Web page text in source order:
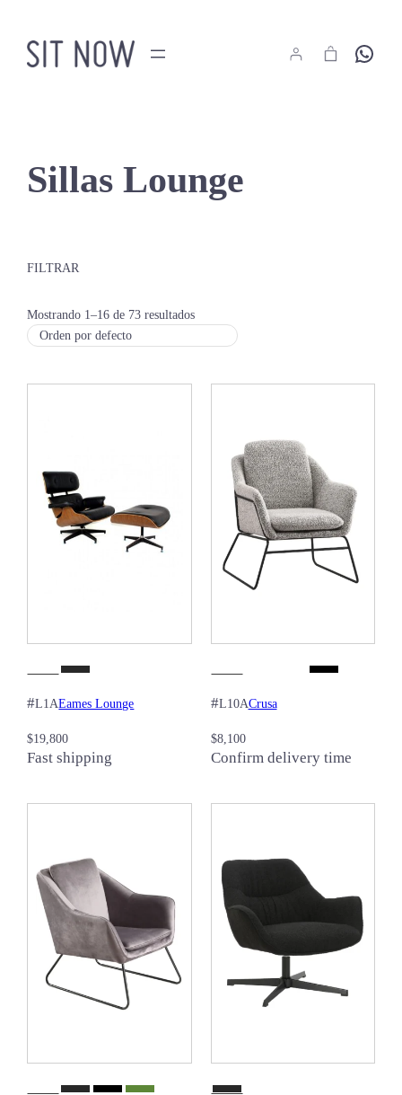
contenido
Hola
Sillas Lounge
FILTRAR
Mostrando 1–16 de 73 resultados
#L1AEames Lounge
$19,800
Fast shipping
#L10ACrusa
$8,100
Confirm delivery time